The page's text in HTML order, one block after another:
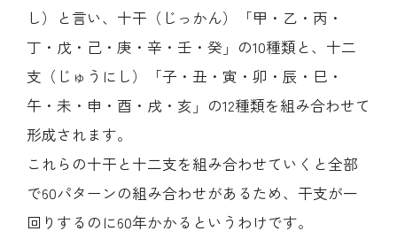
し）と言い、十干（じっかん）「甲・乙・丙・
丁・戊・己・庚・辛・壬・癸」の10種類と、十二
支（じゅうにし）「子・丑・寅・卯・辰・巳・
午・未・申・酉・戌・亥」の12種類を組み合わせて
形成されます。
これらの十干と十二支を組み合わせていくと全部
で60パターンの組み合わせがあるため、干支が一
回りするのに60年かかるというわけです。